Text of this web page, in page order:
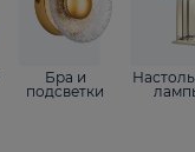
Бра и
подсветки